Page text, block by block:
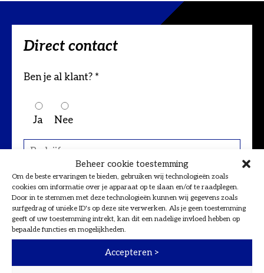
Beheer cookie toestemming
Om de beste ervaringen te bieden, gebruiken wij technologieën zoals
cookies om informatie over je apparaat op te slaan en/of te raadplegen.
Door in te stemmen met deze technologieën kunnen wij gegevens zoals
surfgedrag of unieke ID's op deze site verwerken. Als je geen toestemming
geeft of uw toestemming intrekt, kan dit een nadelige invloed hebben op
bepaalde functies en mogelijkheden.
Accepteren >
Direct contact
Ben je al klant? *
Ja Nee